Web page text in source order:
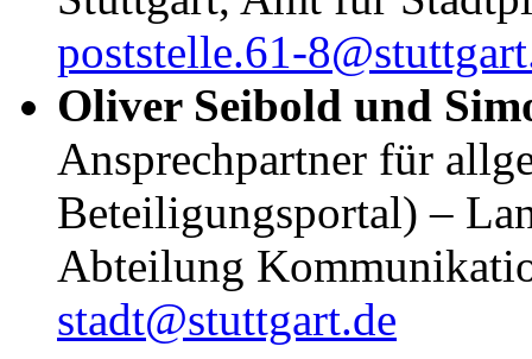
poststelle.61-
Oliver Seibold und
Ansprechpartner für
Beteiligungsportal) –
Abteilung
stadt@stuttgart.de